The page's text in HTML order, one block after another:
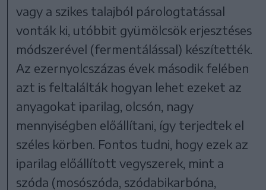
vagy a szikes talajból párologtatással
vonták ki, utóbbit gyümölcsök erjesztéses
módszerével (fermentálással) készítették.
Az ezernyolcszázas évek második felében
azt is feltalálták hogyan lehet ezeket az
anyagokat iparilag, olcsón, nagy
mennyiségben előállítani, így terjedtek el
széles körben. Fontos tudni, hogy ezek az
iparilag előállított vegyszerek, mint a
szóda (mosószóda, szódabikarbóna,